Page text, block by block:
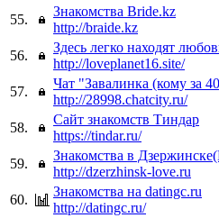
55.
Знакомства Bride.kz
http://braide.kz
56.
Здесь легко находят
http://loveplanet16.site/
57.
Чат "Завалинка (кому за
http://28998.chatcity.ru/
58.
Сайт знакомств Тиндар
https://tindar.ru/
59.
Знакомства в
http://dzerzhinsk-love.ru
60.
Знакомства на datingc.ru
http://datingc.ru/